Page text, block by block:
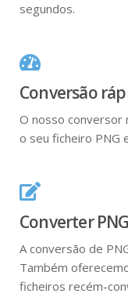
segundos.
Conversão
O nosso conversor
o seu ficheiro PNG
Converter
A conversão de
Também
ficheiros recém-